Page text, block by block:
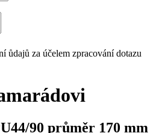
ůdajů za účelem zpracování dotazu
90 průměr 170 mm